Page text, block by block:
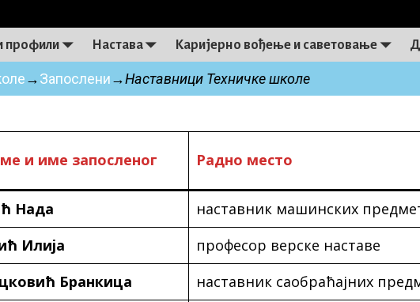
профили Настава Каријерно вођење и саветовање
→Запослени→Наставници Техничке школе
и име запосленог Радно место
Нада
наставник машинских
Илија
професор верске наставе
Бранкица
наставник саобрaћајних